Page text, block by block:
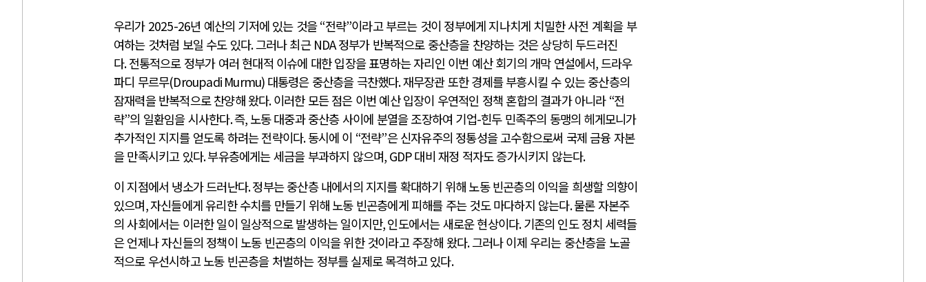
우리가 2025-26년 예산의 기저에 있는 것을“전략”이라고 부르는 것이 정부에게 지나치게 치밀한 사전 계획을 부
여하는 것처럼 보일 수도 있다.그러나 최근 NDA정부가 반복적으로 중산층을 찬양하는 것은 상당히 두드러진
다.전통적으로 정부가 여러 현대적 이슈에 대한 입장을 표명하는 자리인 이번 예산 회기의 개막 연설에서,드라우
파디 무르무(Droupadi Murmu) 대통령은 중산층을 극찬했다.재무장관 또한 경제를 부흥시킬 수 있는 중산층의
잠재력을 반복적으로 찬양해 왔다.이러한 모든 점은 이번 예산 입장이 우연적인 정책 혼합의 결과가 아니라 “전
략”의 일환임을 시사한다.즉, 노동 대중과 중산층 사이에 분열을 조장하여 기업-힌두 민족주의 동맹의 헤게모니가
추가적인 지지를 얻도록 하려는 전략이다.동시에 이 “전략”은 신자유주의 정통성을 고수함으로써 국제 금융 자본
을 만족시키고 있다.부유층에게는 세금을 부과하지 않으며, GDP대비 재정 적자도 증가시키지 않는다.
이 지점에서 냉소가 드러난다.정부는 중산층 내에서의 지지를 확대하기 위해 노동 빈곤층의 이익을 희생할 의향이
있으며,자신들에게 유리한 수치를 만들기 위해 노동 빈곤층에게 피해를 주는 것도 마다하지 않는다.물론 자본주
의 사회에서는 이러한 일이 일상적으로 발생하는 일이지만,인도에서는 새로운 현상이다.기존의 인도 정치 세력들
은 언제나 자신들의 정책이 노동 빈곤층의 이익을 위한 것이라고 주장해 왔다.그러나 이제 우리는 중산층을 노골
적으로 우선시하고 노동 빈곤층을 처벌하는 정부를 실제로 목격하고 있다.